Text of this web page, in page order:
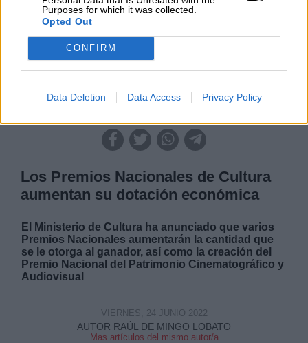
Purposes for which it was collected.
Opted Out
CONFIRM
Data Deletion Data Access Privacy Policy
NOTICIAS MAS VISTAS
LABERINTO ESPAÑOL LABERINTO ESPAÑOL | ARTE |
Los Premios Nacionales de Cultura
aumentan su dotación económica
El Ministerio de Cultura ha anunciado que varios
Premios Nacionales aumentarán la cantidad que
se le otorga al ganador, así como la creación del
Premio Nacional del Patrimonio Cinematográfico y
Audiovisual
AUTOR RAÚL DE MINGO LOBATO
Mas artículos del mismo autor/a
VIERNES, 24 JUNIO 2022